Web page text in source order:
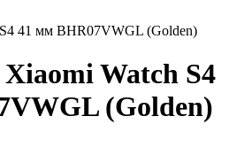
41 мм BHR07VWGL (Golden)
Watch S4
(Golden)